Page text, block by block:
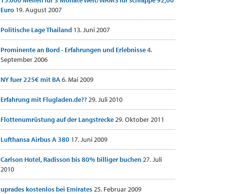
Euro 19. August 2007
Politische Lage Thailand 13. Juni 2007
Prominente an Bord - Erfahrungen und Erlebnisse4.
September 2006
NY fuer 225€ mit BA6. Mai 2009
Erfahrung mit Flugladen.de??29. Juli 2010
Flottenumrüstung auf der Langstrecke29. Oktober 2011
Lufthansa Airbus A 380 17. Juni 2009
Carlson Hotel, Radisson bis 80% billiger buchen27. Juli
2010
uprades kostenlos bei Emirates25. Februar 2009